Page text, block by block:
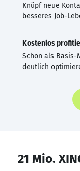
Knüpf neue
besseres Job-
Kostenlos
Schon als Basis-
deutlich
21 Mio.